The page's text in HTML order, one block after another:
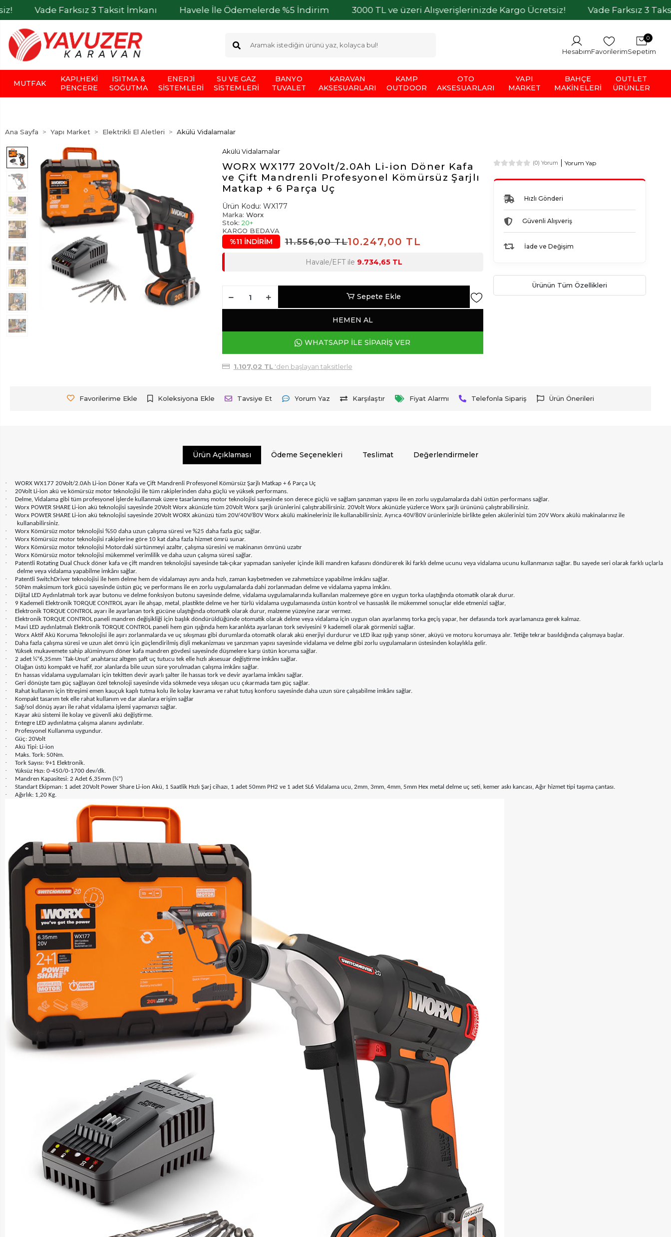
3 Taksit İmkanı Havele İle Ödemelerde %5 İndirim 3000 TL ve üzeri Alışverişlerinizde Kargo Ücretsiz! Vade Farksız 3 Taksit İmkanı
HesabımFavorilerim
0
Sepetim
MUTFAK
KAPI,HEKI
PENCERE
ISITMA &
SOĞUTMA
ENERJI
SISTEMLERI
SU VE GAZ
SISTEMLERI
BANYO
TUVALET
KARAVAN
AKSESUARLARI
KAMP
OUTDOOR
OTO
AKSESUARLARI
YAPI
MARKET
BAHÇE
MAKINELERI
OUTLET
ÜRÜNLER
Ana Sayfa Yapı Market Elektrikli El Aletleri Akülü Vidalamalar
Akülü Vidalamalar
WORX WX177 20Volt/2.0Ah Li-ion Döner Kafa
ve Çift Mandrenli Profesyonel Kömürsüz Şarjlı
Matkap + 6 Parça Uç
Ürün Kodu: WX177
Marka: Worx
Stok: 20+
KARGO BEDAVA
%11 İNDİRİM 11.556,00 TL10.247,00 TL
Havale/EFT ile 9.734,65 TL
Sepete Ekle
HEMEN AL
WHATSAPP İLE SİPARİŞ VER
1.107,02 TL'den başlayan taksitlerle
(0) Yorum Yorum Yap
Hızlı Gönderi
Güvenli Alışveriş
İade ve Değişim
Ürünün Tüm Özellikleri
Favorilerime Ekle Koleksiyona Ekle Tavsiye Et Yorum Yaz Karşılaştır Fiyat Alarmı Telefonla Sipariş Ürün Önerileri
Ürün Açıklaması Ödeme Seçenekleri Teslimat Değerlendirmeler
· WORX WX177 20Volt/2.0Ah Li-ion Döner Kafa ve Çift Mandrenli Profesyonel Kömürsüz Şarjlı Matkap + 6 Parça Uç
· 20Volt Li-ion akü ve kömürsüz motor teknolojisi ile tüm rakiplerinden daha güçlü ve yüksek performans.
· Delme, Vidalama gibi tüm profesyonel işlerde kullanmak üzere tasarlanmış motor teknolojisi sayesinde son derece güçlü ve sağlam şanzıman yapısı ile en zorlu uygulamalarda dahi üstün performans sağlar.
· Worx POWER SHARE Li-ion akü teknolojisi sayesinde 20Volt Worx akünüzle tüm 20Volt Worx şarjlı ürünlerini çalıştırabilirsiniz. 20Volt Worx akünüzle yüzlerce Worx şarjlı ürününü çalıştırabilirsiniz.
·
Worx POWER SHARE Li-ion akü teknolojisi sayesinde 20Volt WORX akünüzü tüm 20V/40V/80V Worx akülü makineleriniz ile kullanabilirsiniz. Ayrıca 40V/80V ürünlerinizle birlikte gelen akülerinizi tüm 20V Worx akülü makinalarınız ile
kullanabilirsiniz.
· Worx Kömürsüz motor teknolojisi %50 daha uzun çalışma süresi ve %25 daha fazla güç sağlar.
· Worx Kömürsüz motor teknolojisi rakiplerine göre 10 kat daha fazla hizmet ömrü sunar.
· Worx Kömürsüz motor teknolojisi Motordaki sürtünmeyi azaltır, çalışma süresini ve makinanın ömrünü uzatır
· Worx Kömürsüz motor teknolojisi mükemmel verimlilik ve daha uzun çalışma süresi sağlar.
·
Patentli Rotating Dual Chuck döner kafa ve çift mandren teknolojisi sayesinde tak-çıkar yapmadan saniyeler içinde ikili mandren kafasını döndürerek iki farklı delme ucunu veya vidalama ucunu kullanmanızı sağlar. Bu sayede seri olarak farklı uçlarla
delme veya vidalama yapabilme imkânı sağlar.
· Patentli SwitchDriver teknolojisi ile hem delme hem de vidalamayı aynı anda hızlı, zaman kaybetmeden ve zahmetsizce yapabilme imkânı sağlar.
· 50Nm maksimum tork gücü sayesinde üstün güç ve performans ile en zorlu uygulamalarda dahi zorlanmadan delme ve vidalama yapma imkânı.
· Dijital LED Aydınlatmalı tork ayar butonu ve delme fonksiyon butonu sayesinde delme, vidalama uygulamalarında kullanılan malzemeye göre en uygun torka ulaştığında otomatik olarak durur.
· 9 Kademeli Elektronik TORQUE CONTROL ayarı ile ahşap, metal, plastikte delme ve her türlü vidalama uygulamasında üstün kontrol ve hassaslık ile mükemmel sonuçlar elde etmenizi sağlar,
· Elektronik TORQUE CONTROL ayarı ile ayarlanan tork gücüne ulaştığında otomatik olarak durur, malzeme yüzeyine zarar vermez.
· Elektronik TORQUE CONTROL paneli mandren değişikliği için başlık döndürüldüğünde otomatik olarak delme veya vidalama için uygun olan ayarlanmış torka geçiş yapar, her defasında tork ayarlamanıza gerek kalmaz.
· Mavi LED aydınlatmalı Elektronik TORQUE CONTROL paneli hem gün ışığında hem karanlıkta ayarlanan tork seviyesini 9 kademeli olarak görmenizi sağlar.
· Worx Aktif Akü Koruma Teknolojisi ile aşırı zorlanmalarda ve uç sıkışması gibi durumlarda otomatik olarak akü enerjiyi durdurur ve LED ikaz ışığı yanıp söner, aküyü ve motoru korumaya alır. Tetiğe tekrar basıldığında çalışmaya başlar.
· Daha fazla çalışma süresi ve uzun alet ömrü için güçlendirilmiş dişli mekanizması ve şanzıman yapısı sayesinde vidalama ve delme gibi zorlu uygulamaların üstesinden kolaylıkla gelir.
· Yüksek mukavemete sahip alüminyum döner kafa mandren gövdesi sayesinde düşmelere karşı üstün koruma sağlar.
· 2 adet ¼”6,35mm ‘Tak-Unut’ anahtarsız altıgen şaft uç tutucu tek elle hızlı aksesuar değiştirme imkânı sağlar.
· Olağan üstü kompakt ve hafif, zor alanlarda bile uzun süre yorulmadan çalışma imkânı sağlar.
· En hassas vidalama uygulamaları için tekitten devir ayarlı şalter ile hassas tork ve devir ayarlama imkânı sağlar.
· Geri dönüşte tam güç sağlayan özel teknoloji sayesinde vida sökmede veya sıkışan ucu çıkarmada tam güç sağlar.
· Rahat kullanım için titreşimi emen kauçuk kaplı tutma kolu ile kolay kavrama ve rahat tutuş konforu sayesinde daha uzun süre çalışabilme imkânı sağlar.
· Kompakt tasarım tek elle rahat kullanım ve dar alanlara erişim sağlar
· Sağ/sol dönüş ayarı ile rahat vidalama işlemi yapmanızı sağlar.
· Kayar akü sistemi ile kolay ve güvenli akü değiştirme.
· Entegre LED aydınlatma çalışma alanını aydınlatır.
· Profesyonel Kullanıma uygundur.
· Güç: 20Volt
· Akü Tipi: Li-ion
· Maks. Tork: 50Nm.
· Tork Sayısı: 9+1 Elektronik.
· Yüksüz Hızı: 0-450/0-1700 dev/dk.
· Mandren Kapasitesi: 2 Adet 6,35mm (¼”)
· Standart Ekipman: 1 adet 20Volt Power Share Li-ion Akü, 1 Saatlik Hızlı Şarj cihazı, 1 adet 50mm PH2 ve 1 adet SL6 Vidalama ucu, 2mm, 3mm, 4mm, 5mm Hex metal delme uç seti, kemer askı kancası, Ağır hizmet tipi taşıma çantası.
· Ağırlık: 1,20 Kg.